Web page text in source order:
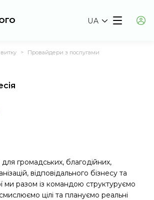
UA
> Провайдери з послугами
для громадських, благодійних,
відповідального бізнесу та
ми разом із командою структуруємо
цілі та плануємо реальні